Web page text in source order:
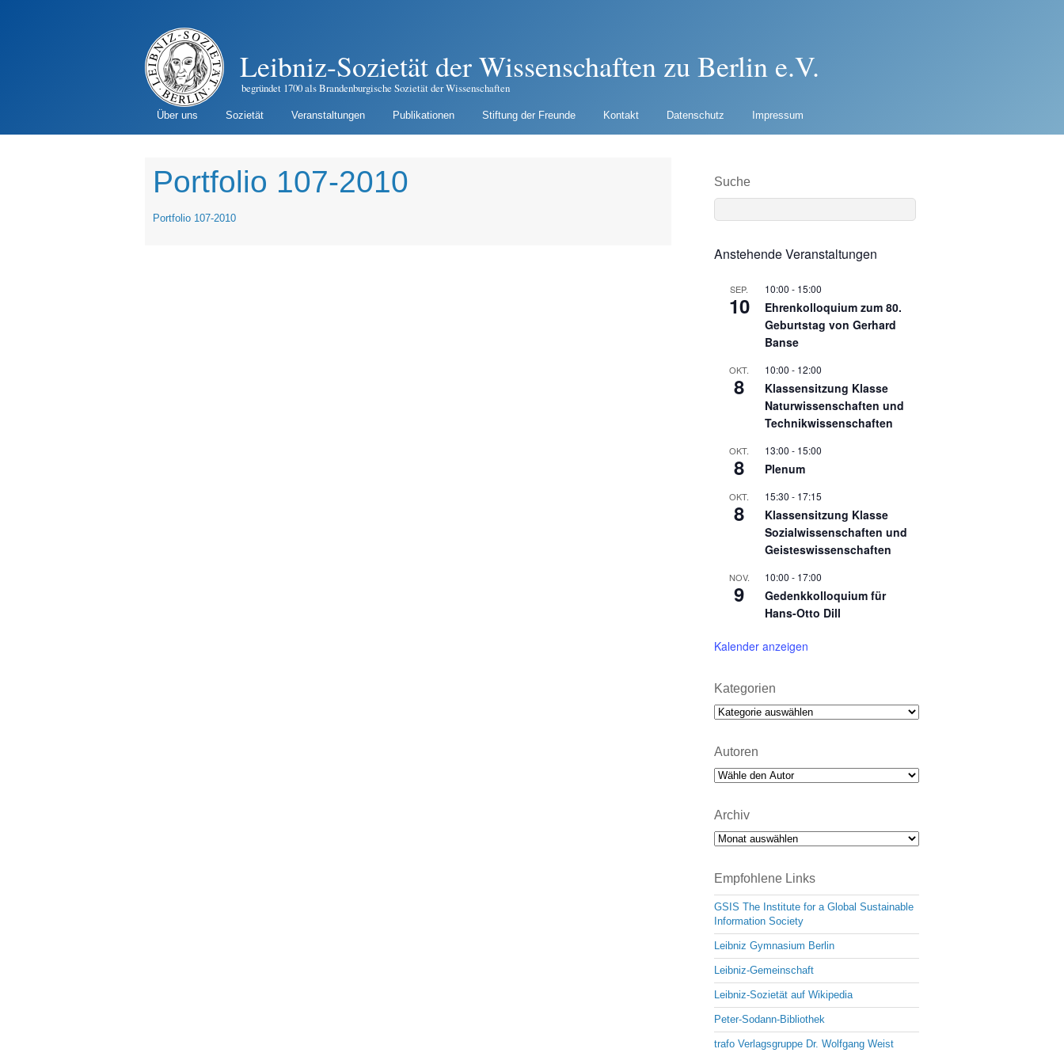
Leibniz-Sozietät der Wissenschaften zu Berlin e.V.
begründet 1700 als Brandenburgische Sozietät der Wissenschaften
Über uns Sozietät Veranstaltungen Publikationen Stiftung der Freunde Kontakt Datenschutz Impressum
Portfolio 107-2010
Portfolio 107-2010
Suche
Anstehende Veranstaltungen
SEP.
10
10:00 - 15:00
Ehrenkolloquium zum 80.
Geburtstag von Gerhard
Banse
OKT.
8
10:00 - 12:00
Klassensitzung Klasse
Naturwissenschaften und
Technikwissenschaften
OKT.
8
13:00 - 15:00
Plenum
OKT.
8
15:30 - 17:15
Klassensitzung Klasse
Sozialwissenschaften und
Geisteswissenschaften
NOV.
9
10:00 - 17:00
Gedenkkolloquium für
Hans-Otto Dill
Kalender anzeigen
Kategorien
Kategorien
Autoren
Archiv
Archiv
Empfohlene Links
GSIS The Institute for a Global Sustainable
Information Society
Leibniz Gymnasium Berlin
Leibniz-Gemeinschaft
Leibniz-Sozietät auf Wikipedia
Peter-Sodann-Bibliothek
trafo Verlagsgruppe Dr. Wolfgang Weist